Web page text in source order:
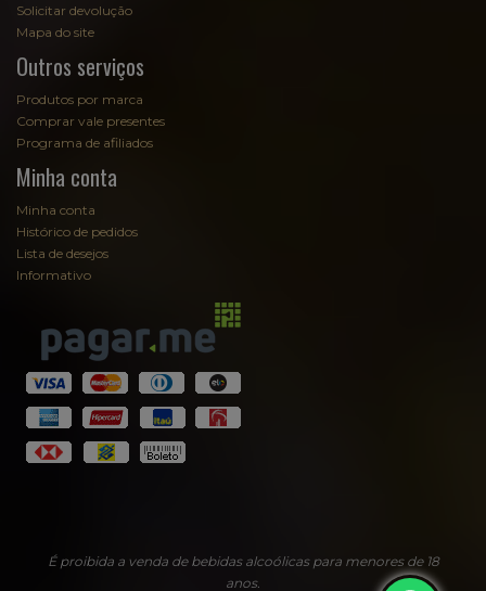
Solicitar devolução
Mapa do site
Outros serviços
Produtos por marca
Comprar vale presentes
Programa de afiliados
Minha conta
Minha conta
Histórico de pedidos
Lista de desejos
Informativo
É proibida a venda de bebidas alcoólicas para menores de 18
anos.